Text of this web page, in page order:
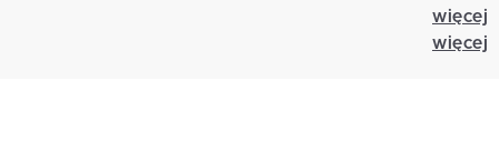
więcej
więcej